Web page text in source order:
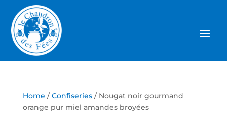
Home /Confiseries/ Nougat noir gourmand
orange pur miel amandes broyées